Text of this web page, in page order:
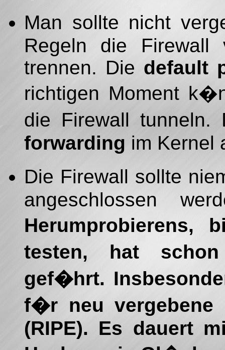
Man sollte nicht
Regeln die
trennen. Die default
richtigen Moment
die Firewall
forwarding im Kernel
Die Firewall sollte
angeschlossen
testen, hat
gef�hrt.
f�r neu vergebene
(RIPE). Es dauert